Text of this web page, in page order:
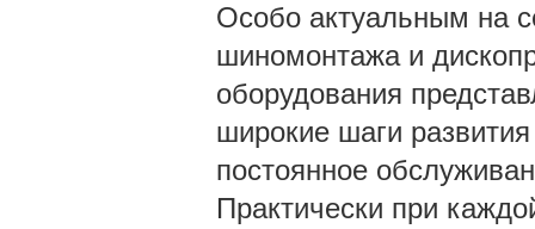
Особо актуальным на
шиномонтажа и
оборудования
широкие шаги
постоянное
Практически при